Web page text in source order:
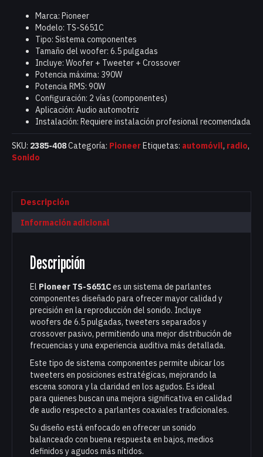
Marca: Pioneer
Modelo: TS-S651C
Tipo: Sistema componentes
Tamaño del woofer: 6.5 pulgadas
Incluye: Woofer + Tweeter + Crossover
Potencia máxima: 390W
Potencia RMS: 90W
Configuración: 2 vías (componentes)
Aplicación: Audio automotriz
Instalación: Requiere instalación profesional recomendada
SKU: 2385-408Categoría: PioneerEtiquetas: automóvil, radio,
Sonido
Descripción
Información adicional
Descripción
El Pioneer TS-S651Ces un sistema de parlantes
componentes diseñado para ofrecer mayor calidad y
precisión en la reproducción del sonido. Incluye
woofers de 6.5 pulgadas, tweeters separados y
crossover pasivo, permitiendo una mejor distribución de
frecuencias y una experiencia auditiva más detallada.
Este tipo de sistema componentes permite ubicar los
tweeters en posiciones estratégicas, mejorando la
escena sonora y la claridad en los agudos. Es ideal
para quienes buscan una mejora significativa en calidad
de audio respecto a parlantes coaxiales tradicionales.
Su diseño está enfocado en ofrecer un sonido
balanceado con buena respuesta en bajos, medios
definidos y agudos más nítidos.